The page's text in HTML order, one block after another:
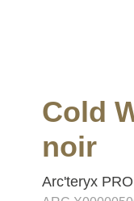
Cold
noir
Arc'teryx PRO